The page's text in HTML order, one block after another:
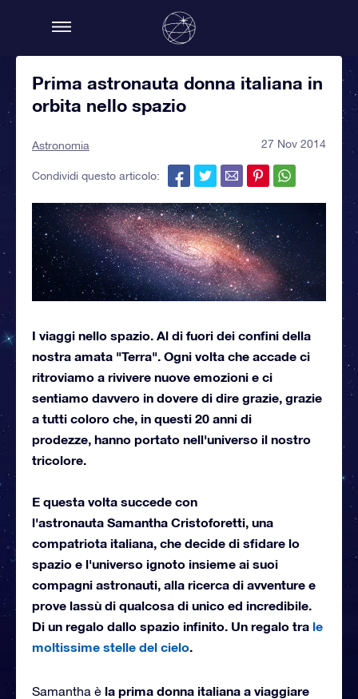
Prima astronauta donna italiana in
orbita nello spazio
Astronomia 27 Nov 2014
Condividi questo articolo:
I viaggi nello spazio. Al di fuori dei confini della
nostra amata "Terra". Ogni volta che accade ci
ritroviamo a rivivere nuove emozioni e ci
sentiamo davvero in dovere di dire grazie, grazie
a tutti coloro che, in questi 20 anni di
prodezze, hanno portato nell'universo il nostro
tricolore.
E questa volta succede con
l'astronauta Samantha Cristoforetti, una
compatriota italiana, che decide di sfidare lo
spazio e l'universo ignoto insieme ai suoi
compagni astronauti, alla ricerca di avventure e
prove lassù di qualcosa di unico ed incredibile.
Di un regalo dallo spazio infinito. Un regalo tra le
moltissime stelle del cielo.
Samantha è la prima donna italiana a viaggiare